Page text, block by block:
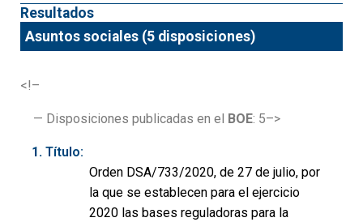
Resultados
Asuntos sociales (5 disposiciones)
<!–
— Disposiciones publicadas en el BOE: 5–>
Título:
Orden DSA/733/2020, de 27 de julio, por
la que se establecen para el ejercicio
2020 las bases reguladoras para la